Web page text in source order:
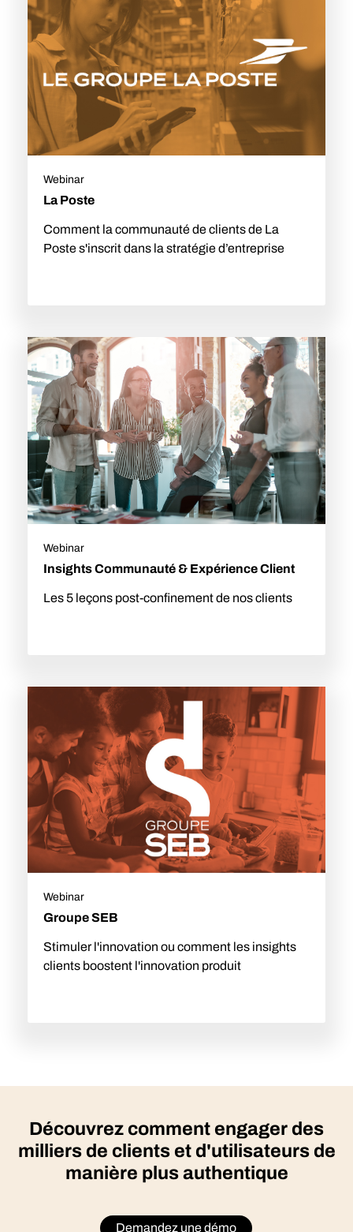
Webinar
La Poste
Comment la communauté de clients de La
Poste s'inscrit dans la stratégie d’entreprise
Webinar
Insights Communauté & Expérience Client
Les 5 leçons post-confinement de nos clients
Webinar
Groupe SEB
Stimuler l'innovation ou comment les insights
clients boostent l'innovation produit
Découvrez comment engager des
milliers de clients et d'utilisateurs de
manière plus authentique
Demandez une démo